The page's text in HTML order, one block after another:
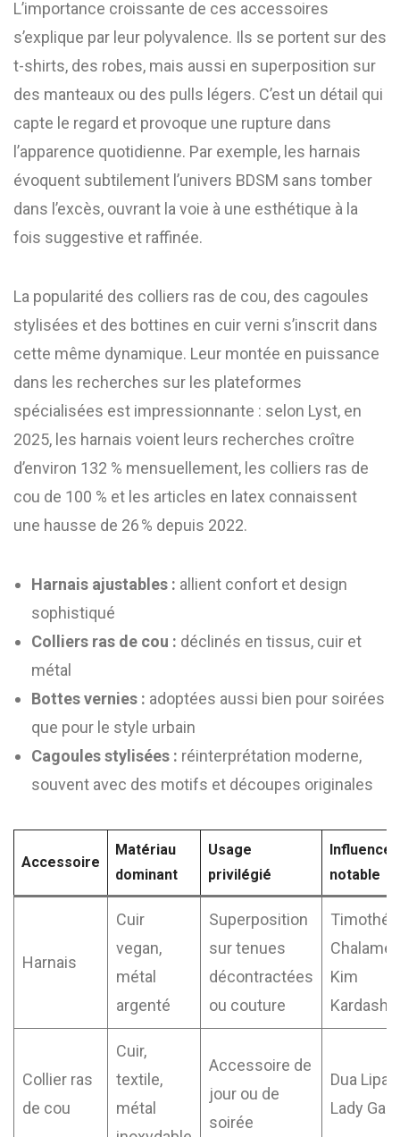
L’importance croissante de ces accessoires
s’explique par leur polyvalence. Ils se portent sur des
t-shirts, des robes, mais aussi en superposition sur
des manteaux ou des pulls légers. C’est un détail qui
capte le regard et provoque une rupture dans
l’apparence quotidienne. Par exemple, les harnais
évoquent subtilement l’univers BDSM sans tomber
dans l’excès, ouvrant la voie à une esthétique à la
fois suggestive et raffinée.
La popularité des colliers ras de cou, des cagoules
stylisées et des bottines en cuir verni s’inscrit dans
cette même dynamique. Leur montée en puissance
dans les recherches sur les plateformes
spécialisées est impressionnante : selon Lyst, en
2025, les harnais voient leurs recherches croître
d’environ 132 % mensuellement, les colliers ras de
cou de 100 % et les articles en latex connaissent
une hausse de 26 % depuis 2022.
Harnais ajustables : allient confort et design
sophistiqué
Colliers ras de cou : déclinés en tissus, cuir et
métal
Bottes vernies : adoptées aussi bien pour soirées
que pour le style urbain
Cagoules stylisées : réinterprétation moderne,
souvent avec des motifs et découpes originales
Accessoire
Matériau
dominant
Usage
privilégié
Influence
notable
Harnais
Cuir
vegan,
métal
argenté
Superposition
sur tenues
décontractées
ou couture
Timothée
Chalamet,
Kim
Collier ras
de cou
Cuir,
textile,
métal
Accessoire de
jour ou de
soirée
Dua Lipa,
Lady